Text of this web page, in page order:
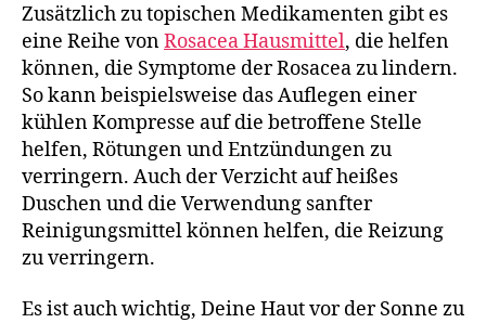
Zusätzlich zu topischen Medikamenten gibt es
eine Reihe vonRosacea Hausmittel, die helfen
können, die Symptome der Rosacea zu lindern.
So kann beispielsweise das Auflegen einer
kühlen Kompresse auf die betroffene Stelle
helfen, Rötungen und Entzündungen zu
verringern. Auch der Verzicht auf heißes
Duschen und die Verwendung sanfter
Reinigungsmittel können helfen, die Reizung
zu verringern.
Es ist auch wichtig, Deine Haut vor der Sonne zu